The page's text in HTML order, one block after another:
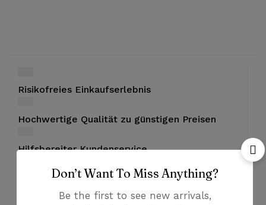
Risikofreies Einkaufserlebnis
Hochwertige Qualität zu günstigen Preisen
Hilfsbereiter Kundenservice
Bezahlung mit PayPal und Kreditkarten
Don’t Want To Miss Anything?
Be the first to see new arrivals,